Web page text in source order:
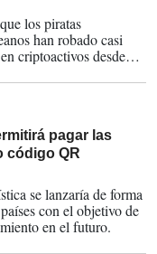
los piratas
han robado casi
criptoactivos desde
pagar las
código QR
se lanzaría de forma
con el objetivo de
en el futuro.